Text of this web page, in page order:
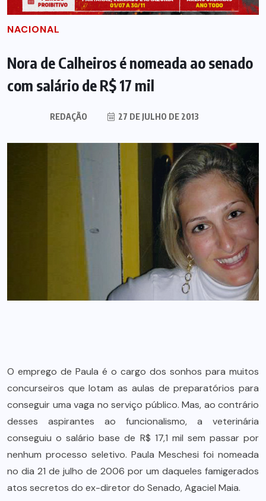
NACIONAL
Nora de Calheiros é nomeada ao senado
com salário de R$ 17 mil
REDAÇÃO 27 DE JULHO DE 2013
O emprego de Paula é o cargo dos sonhos para muitos
concurseiros que lotam as aulas de preparatórios para
conseguir uma vaga no serviço público. Mas, ao contrário
desses aspirantes ao funcionalismo, a veterinária
conseguiu o salário base de R$ 17,1 mil sem passar por
nenhum processo seletivo. Paula Meschesi foi nomeada
no dia 21 de julho de 2006 por um daqueles famigerados
atos secretos do ex-diretor do Senado, Agaciel Maia.